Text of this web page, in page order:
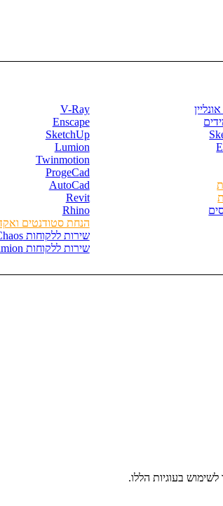
V-Ray
Enscape
SketchUp
Lumion
Twinmotion
ProgeCad
AutoCad
Revit
Rhino
הנחת סטודנטים
שירות ללקוחות Chaos
שירות ללקוחות Lumion
בעוגיות הללו.